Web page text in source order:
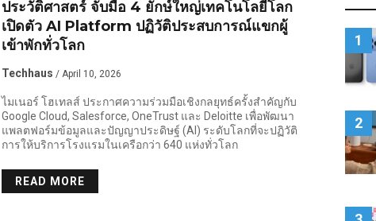
ประวัติศาสตร์ จับมือ 4 ยักษ์ใหญ่เทคโนโลยีโลก
เปิดตัว AI Platform ปฏิวัติประสบการณ์แขกผู้
เข้าพักทั่วโลก
Techhaus / April 10, 2026
ไมเนอร์ โฮเทลส์ ประกาศความร่วมมือเชิงกลยุทธ์ครั้งสำคัญกับ
Google Cloud, Salesforce, OneTrust และ Deloitte เพื่อพัฒนา
แพลตฟอร์มข้อมูลและปัญญาประดิษฐ์ (AI) ระดับโลกที่จะปฏิวัติ
การให้บริการโรงแรมในเครือกว่า 640 แห่งทั่วโลก
READ MORE
1
2